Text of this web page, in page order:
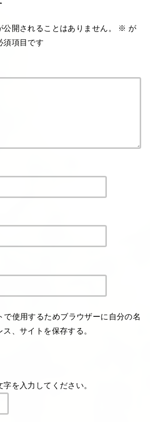
公開されることはありません。 ※ が
須項目です
で使用するためブラウザーに自分の名
、サイトを保存する。
字を入力してください。